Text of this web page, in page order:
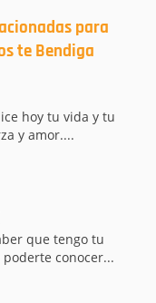
para
te Bendiga
hoy tu vida y tu
y amor....
que tengo tu
conocer...